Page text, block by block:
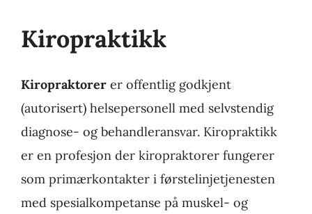
Kiropraktikk
Kiropraktorerer offentlig godkjent
(autorisert) helsepersonell med selvstendig
diagnose- og behandleransvar. Kiropraktikk
er en profesjon der kiropraktorer fungerer
som primærkontakter i førstelinjetjenesten
med spesialkompetanse på muskel- og